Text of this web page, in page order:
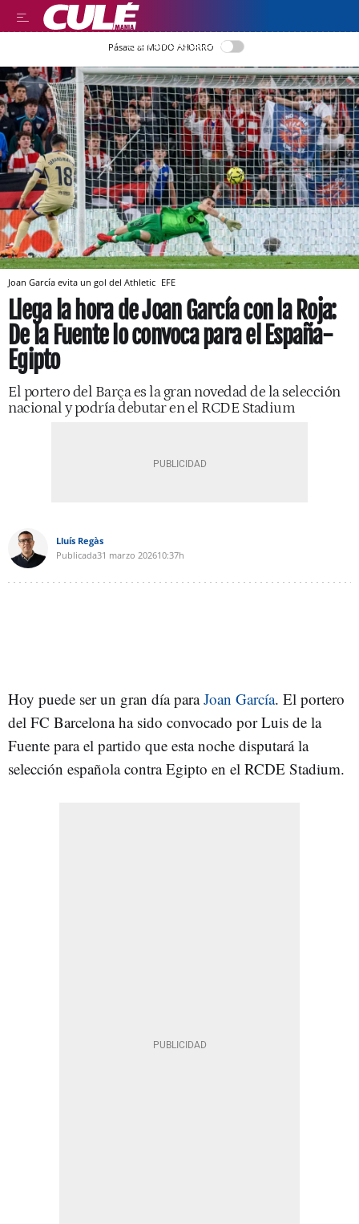
LEER EN CASTELLANO
Pásate al MODO AHORRO
Joan García evita un gol del Athletic EFE
Llega la hora de Joan García con la Roja:
De la Fuente lo convoca para el España-
Egipto
El portero del Barça es la gran novedad de la selección
nacional y podría debutar en el RCDE Stadium
Lluís Regàs
Publicada31 marzo 202610:37h
Hoy puede ser un gran día paraJoan García. El portero
del FC Barcelona ha sido convocado por Luis de la
Fuente para el partido que esta noche disputará la
selección española contra Egipto en el RCDE Stadium.